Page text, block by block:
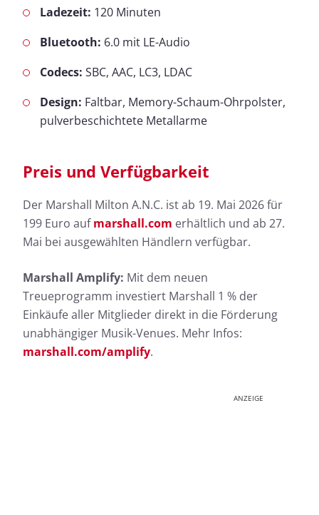
Ladezeit: 120 Minuten
Bluetooth: 6.0 mit LE-Audio
Codecs: SBC, AAC, LC3, LDAC
Design: Faltbar, Memory-Schaum-Ohrpolster,
pulverbeschichtete Metallarme
Preis und Verfügbarkeit
Der Marshall Milton A.N.C. ist ab 19. Mai 2026 für
199 Euro aufmarshall.com erhältlich und ab 27.
Mai bei ausgewählten Händlern verfügbar.
Marshall Amplify: Mit dem neuen
Treueprogramm investiert Marshall 1 % der
Einkäufe aller Mitglieder direkt in die Förderung
unabhängiger Musik-Venues. Mehr Infos:
marshall.com/amplify.
ANZEIGE